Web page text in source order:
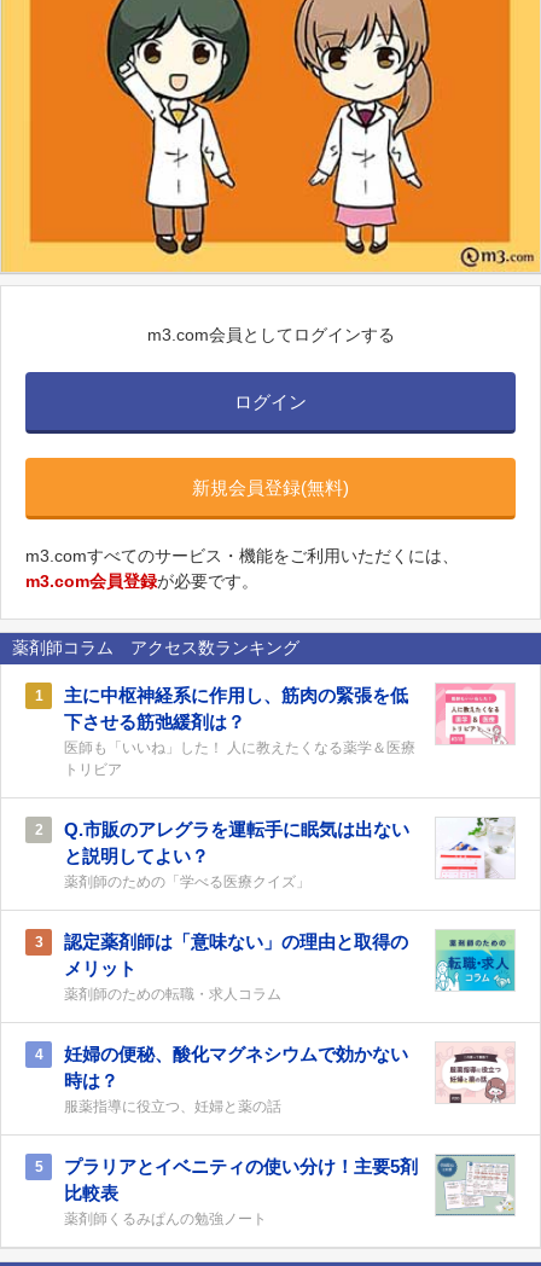
m3.com会員としてログインする
ログイン
新規会員登録(無料)
m3.comすべてのサービス・機能をご利用いただくには、
m3.com会員登録が必要です。
薬剤師コラム アクセス数ランキング
1
主に中枢神経系に作用し、筋肉の緊張を低
下させる筋弛緩剤は？
医師も「いいね」した！ 人に教えたくなる薬学＆医療
トリビア
2
Q.市販のアレグラを運転手に眠気は出ない
と説明してよい？
薬剤師のための「学べる医療クイズ」
3
認定薬剤師は「意味ない」の理由と取得の
メリット
薬剤師のための転職・求人コラム
4
妊婦の便秘、酸化マグネシウムで効かない
時は？
服薬指導に役立つ、妊婦と薬の話
5
プラリアとイベニティの使い分け！主要5剤
比較表
薬剤師くるみぱんの勉強ノート